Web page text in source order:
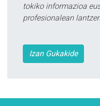
tokiko informazioa
profesionalean
Izan Gukakide